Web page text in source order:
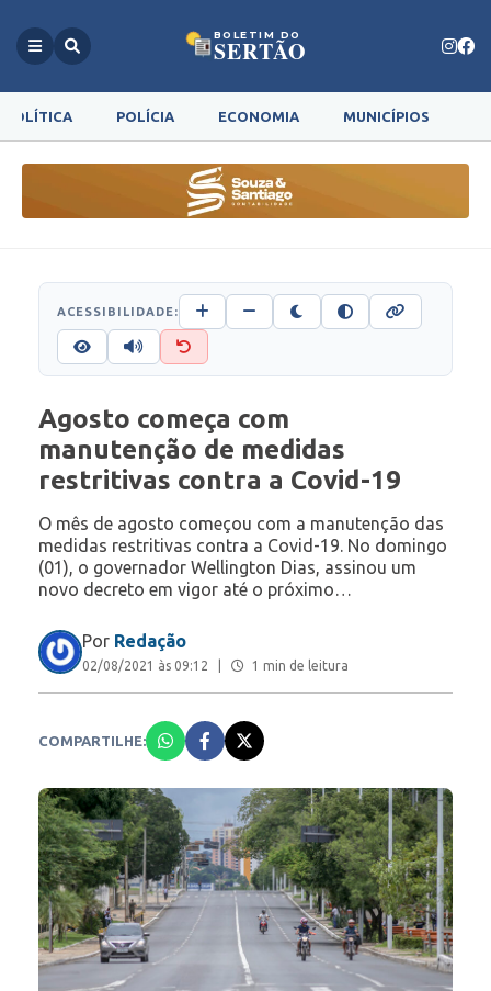
BOLETIM DO
SERTÃO
POLÍTICA POLÍCIA ECONOMIA MUNICÍPIOS
ACESSIBILIDADE:
Agosto começa com
manutenção de medidas
restritivas contra a Covid-19
O mês de agosto começou com a manutenção das
medidas restritivas contra a Covid-19. No domingo
(01), o governador Wellington Dias, assinou um
novo decreto em vigor até o próximo…
Por Redação
02/08/2021 às 09:12 1 min de leitura
COMPARTILHE: